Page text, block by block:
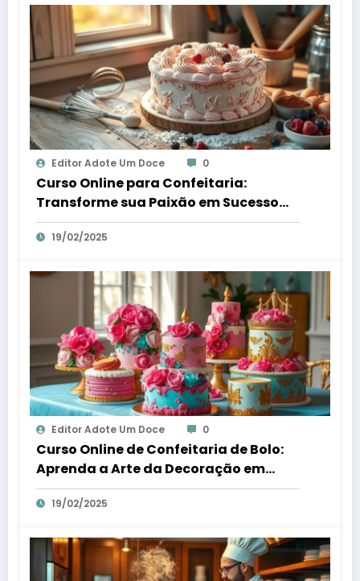
Editor Adote Um Doce 0
Curso Online para Confeitaria:
Transforme sua Paixão em Sucesso
Digital
19/02/2025
Editor Adote Um Doce 0
Curso Online de Confeitaria de Bolo:
Aprenda a Arte da Decoração em
Casa
19/02/2025